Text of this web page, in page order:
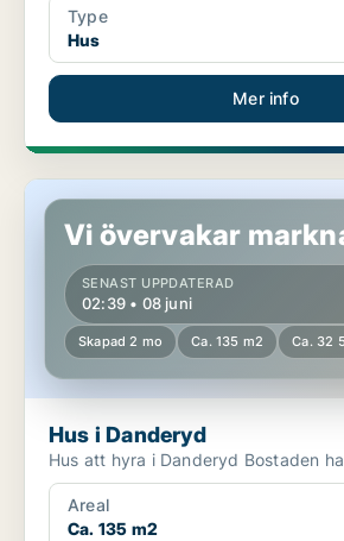
Type
Hus
Mer info
Hus i Danderyd
Vi övervakar
SENAST UPPDATERAD
02:39 • 08 juni
Skapad 2 mo Ca. 135 m2 Ca. 32
Hus i Danderyd
Hus att hyra i Danderyd
Areal
Ca. 135 m2